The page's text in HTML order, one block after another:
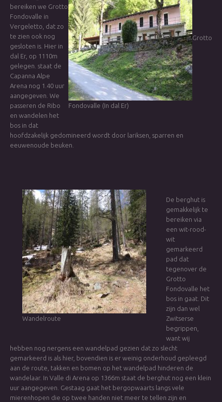
Grotto
Fondovalle (In dal Er)
bereiken we Grotto
Fondovalle in
Vergeletto, dat zo
te zien ook nog
gesloten is. Hier in
dal Er, op 1110m
gelegen. staat de
Capanna Alpe
Arena nog 1.40 uur
aangegeven. We
passeren de Ribo
en wandelen het
bos in dat
hoofdzakelijk gedomineerd wordt door lariksen, sparren en
eeuwenoude beuken.
Wandelroute
De berghut is
gemakkelijk te
bereiken via
een wit-rood-
wit
gemarkeerd
pad dat
tegenover de
Grotto
Fondovalle het
bos in gaat. Dit
zijn dan wel
Zwitserse
begrippen,
want wij
hebben nog nergens een wandelpad gezien dat zo slecht
gemarkeerd is als hier, bovendien is er weinig onderhoud gepleegd
aan de route, takken en bomen op het wandelpad hinderen de
wandelaar. In Valle di Arena op 1366m staat de berghut nog een klein
uur aangegeven. Gestaag gaat het bergopwaarts langs vele
mierenhopen die op twee handen niet meer te tellen zijn en